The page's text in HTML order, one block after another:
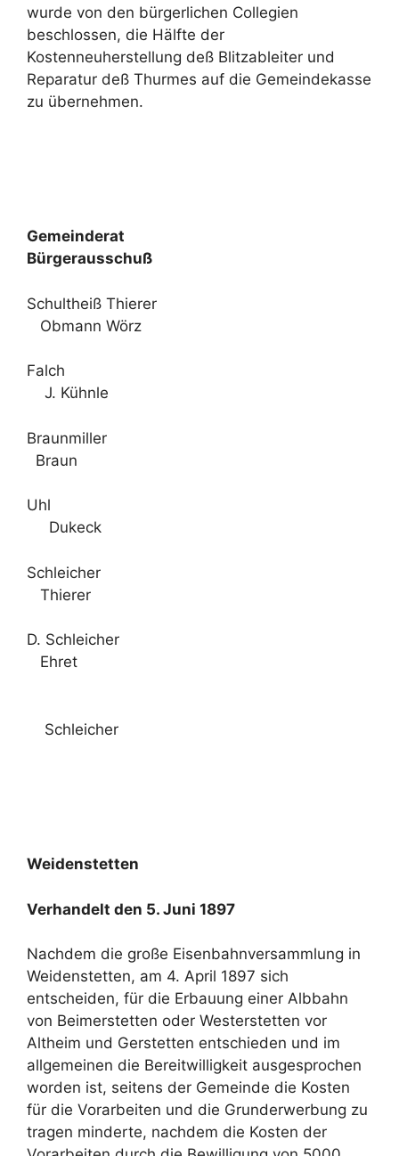
wurde von den bürgerlichen Collegien
beschlossen, die Hälfte der
Kostenneuherstellung deß Blitzableiter und
Reparatur deß Thurmes auf die Gemeindekasse
zu übernehmen.
Gemeinderat
Bürgerausschuß
Schultheiß Thierer
Obmann Wörz
Falch
J. Kühnle
Braunmiller
Braun
Uhl
Dukeck
Schleicher
Thierer
D. Schleicher
Ehret
Schleicher
Weidenstetten
Verhandelt den 5. Juni 1897
Nachdem die große Eisenbahnversammlung in
Weidenstetten, am 4. April 1897 sich
entscheiden, für die Erbauung einer Albbahn
von Beimerstetten oder Westerstetten vor
Altheim und Gerstetten entschieden und im
allgemeinen die Bereitwilligkeit ausgesprochen
worden ist, seitens der Gemeinde die Kosten
für die Vorarbeiten und die Grunderwerbung zu
tragen minderte, nachdem die Kosten der